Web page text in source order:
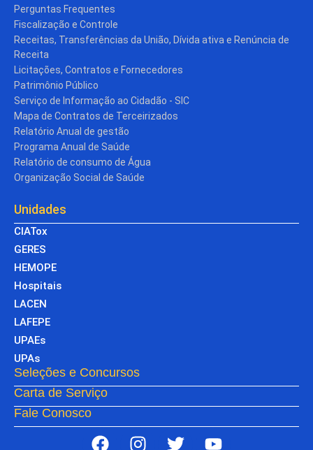
Perguntas Frequentes
Fiscalização e Controle
Receitas, Transferências da União, Dívida ativa e Renúncia de
Receita
Licitações, Contratos e Fornecedores
Patrimônio Público
Serviço de Informação ao Cidadão - SIC
Mapa de Contratos de Terceirizados
Relatório Anual de gestão
Programa Anual de Saúde
Relatório de consumo de Água
Organização Social de Saúde
Unidades
CIATox
GERES
HEMOPE
Hospitais
LACEN
LAFEPE
UPAEs
UPAs
Seleções e Concursos
Carta de Serviço
Fale Conosco